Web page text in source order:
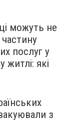
можуть не
послуг у
житлі: які
з